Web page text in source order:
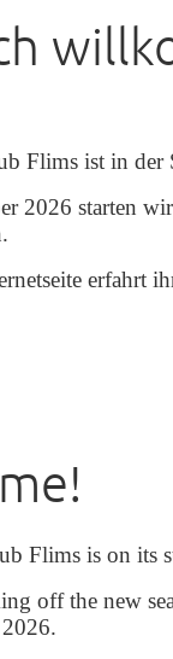
Flims ist in der
2026 starten
erfahrt
Flims is on its
off the new